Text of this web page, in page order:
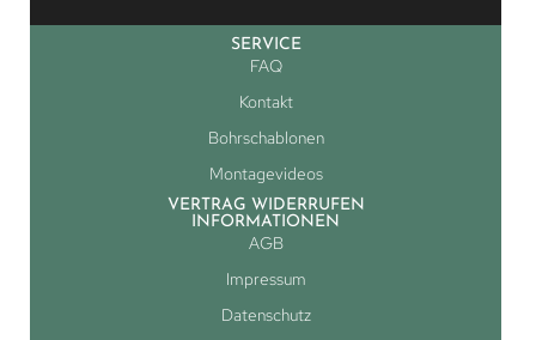
SERVICE
FAQ
Kontakt
Bohrschablonen
Montagevideos
VERTRAG WIDERRUFEN
INFORMATIONEN
AGB
Impressum
Datenschutz